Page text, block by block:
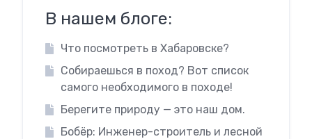
В нашем блоге:
Что посмотреть в Хабаровске?
Собираешься в поход? Вот список
самого необходимого в походе!
Берегите природу — это наш дом.
Бобёр: Инженер-строитель и лесной